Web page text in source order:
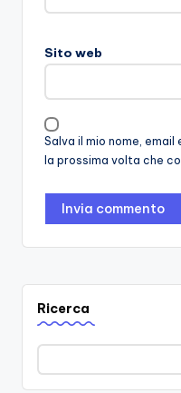
Sito web
Salva il mio nome,
la prossima volta che
Ricerca